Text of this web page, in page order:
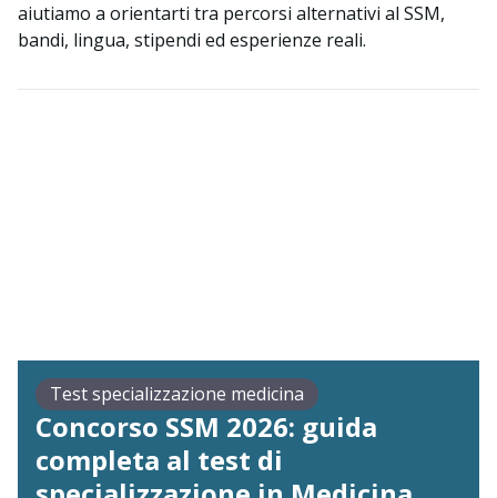
aiutiamo a orientarti tra percorsi alternativi al SSM,
bandi, lingua, stipendi ed esperienze reali.
Test specializzazione medicina
Concorso SSM 2026: guida
completa al test di